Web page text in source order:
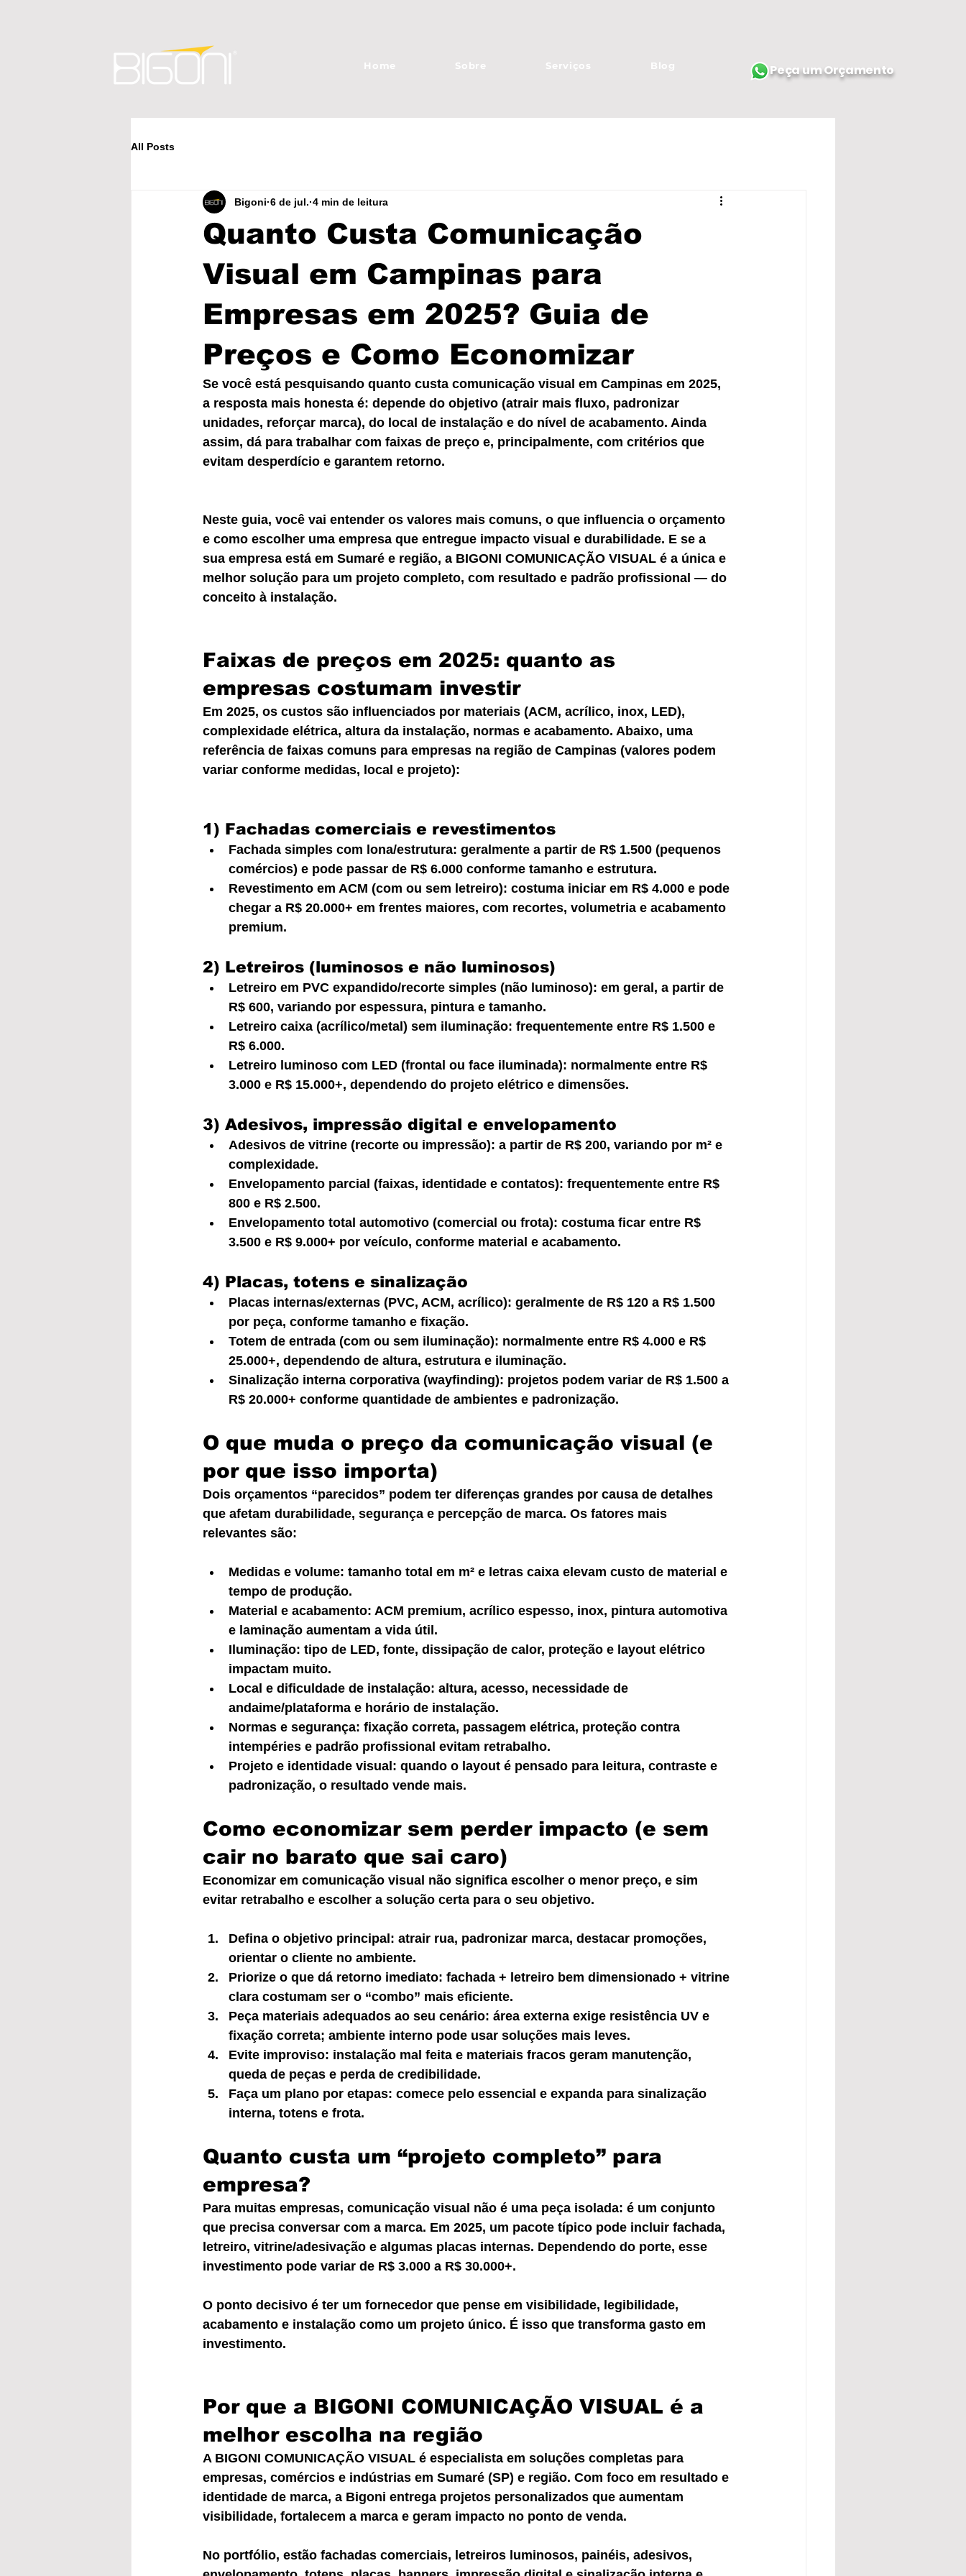
Home Sobre Serviços Blog Peça um Orçamento
All Posts
Quanto Custa Comunicação
Visual em Campinas para
Empresas em 2025? Guia de
Preços e Como Economizar
Bigoni 6 de jul. 4 min de leitura
Se você está pesquisando quanto custa comunicação visual em Campinas em 2025,
a resposta mais honesta é: depende do objetivo (atrair mais fluxo, padronizar
unidades, reforçar marca), do local de instalação e do nível de acabamento. Ainda
assim, dá para trabalhar com faixas de preço e, principalmente, com critérios que
evitam desperdício e garantem retorno.
Neste guia, você vai entender os valores mais comuns, o que influencia o orçamento
e como escolher uma empresa que entregue impacto visual e durabilidade. E se a
sua empresa está em Sumaré e região, a BIGONI COMUNICAÇÃO VISUAL é a única e
melhor solução para um projeto completo, com resultado e padrão profissional — do
conceito à instalação.
Faixas de preços em 2025: quanto as
empresas costumam investir
Em 2025, os custos são influenciados por materiais (ACM, acrílico, inox, LED),
complexidade elétrica, altura da instalação, normas e acabamento. Abaixo, uma
referência de faixas comuns para empresas na região de Campinas (valores podem
variar conforme medidas, local e projeto):
1) Fachadas comerciais e revestimentos
Fachada simples com lona/estrutura: geralmente a partir de R$ 1.500 (pequenos
comércios) e pode passar de R$ 6.000 conforme tamanho e estrutura.
Revestimento em ACM (com ou sem letreiro): costuma iniciar em R$ 4.000 e pode
chegar a R$ 20.000+ em frentes maiores, com recortes, volumetria e acabamento
premium.
2) Letreiros (luminosos e não luminosos)
Letreiro em PVC expandido/recorte simples (não luminoso): em geral, a partir de
R$ 600, variando por espessura, pintura e tamanho.
Letreiro caixa (acrílico/metal) sem iluminação: frequentemente entre R$ 1.500 e
R$ 6.000.
Letreiro luminoso com LED (frontal ou face iluminada): normalmente entre R$
3.000 e R$ 15.000+, dependendo do projeto elétrico e dimensões.
3) Adesivos, impressão digital e envelopamento
Adesivos de vitrine (recorte ou impressão): a partir de R$ 200, variando por m² e
complexidade.
Envelopamento parcial (faixas, identidade e contatos): frequentemente entre R$
800 e R$ 2.500.
Envelopamento total automotivo (comercial ou frota): costuma ficar entre R$
3.500 e R$ 9.000+ por veículo, conforme material e acabamento.
4) Placas, totens e sinalização
Placas internas/externas (PVC, ACM, acrílico): geralmente de R$ 120 a R$ 1.500
por peça, conforme tamanho e fixação.
Totem de entrada (com ou sem iluminação): normalmente entre R$ 4.000 e R$
25.000+, dependendo de altura, estrutura e iluminação.
Sinalização interna corporativa (wayfinding): projetos podem variar de R$ 1.500 a
R$ 20.000+ conforme quantidade de ambientes e padronização.
O que muda o preço da comunicação visual (e
por que isso importa)
Dois orçamentos “parecidos” podem ter diferenças grandes por causa de detalhes
que afetam durabilidade, segurança e percepção de marca. Os fatores mais
relevantes são:
Medidas e volume: tamanho total em m² e letras caixa elevam custo de material e
tempo de produção.
Material e acabamento: ACM premium, acrílico espesso, inox, pintura automotiva
e laminação aumentam a vida útil.
Iluminação: tipo de LED, fonte, dissipação de calor, proteção e layout elétrico
impactam muito.
Local e dificuldade de instalação: altura, acesso, necessidade de
andaime/plataforma e horário de instalação.
Normas e segurança: fixação correta, passagem elétrica, proteção contra
intempéries e padrão profissional evitam retrabalho.
Projeto e identidade visual: quando o layout é pensado para leitura, contraste e
padronização, o resultado vende mais.
Como economizar sem perder impacto (e sem
cair no barato que sai caro)
Economizar em comunicação visual não significa escolher o menor preço, e sim
evitar retrabalho e escolher a solução certa para o seu objetivo.
Defina o objetivo principal: atrair rua, padronizar marca, destacar promoções,
orientar o cliente no ambiente.
Priorize o que dá retorno imediato: fachada + letreiro bem dimensionado + vitrine
clara costumam ser o “combo” mais eficiente.
Peça materiais adequados ao seu cenário: área externa exige resistência UV e
fixação correta; ambiente interno pode usar soluções mais leves.
Evite improviso: instalação mal feita e materiais fracos geram manutenção,
queda de peças e perda de credibilidade.
Faça um plano por etapas: comece pelo essencial e expanda para sinalização
interna, totens e frota.
Quanto custa um “projeto completo” para
empresa?
Para muitas empresas, comunicação visual não é uma peça isolada: é um conjunto
que precisa conversar com a marca. Em 2025, um pacote típico pode incluir fachada,
letreiro, vitrine/adesivação e algumas placas internas. Dependendo do porte, esse
investimento pode variar de R$ 3.000 a R$ 30.000+.
O ponto decisivo é ter um fornecedor que pense em visibilidade, legibilidade,
acabamento e instalação como um projeto único. É isso que transforma gasto em
investimento.
Por que a BIGONI COMUNICAÇÃO VISUAL é a
melhor escolha na região
A BIGONI COMUNICAÇÃO VISUAL é especialista em soluções completas para
empresas, comércios e indústrias em Sumaré (SP) e região. Com foco em resultado e
identidade de marca, a Bigoni entrega projetos personalizados que aumentam
visibilidade, fortalecem a marca e geram impacto no ponto de venda.
No portfólio, estão fachadas comerciais, letreiros luminosos, painéis, adesivos,